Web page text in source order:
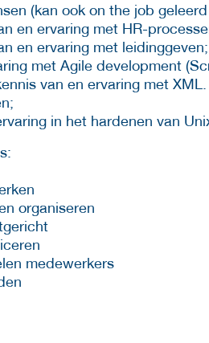
(kan ook on the job
en ervaring met HR-
en ervaring met leidinggeven;
met Agile development
van en ervaring met
in het hardenen van
organiseren
medewerkers